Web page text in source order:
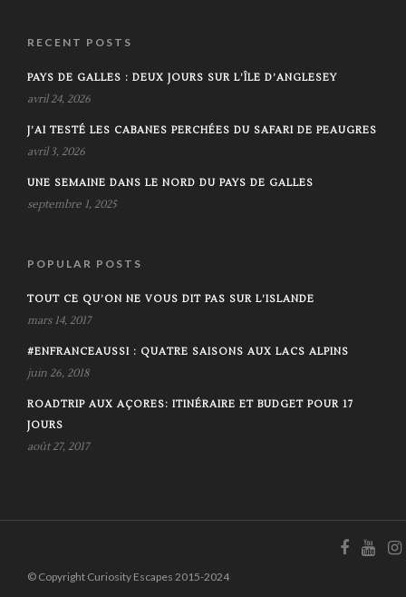
RECENT POSTS
PAYS DE GALLES : DEUX JOURS SUR L’ÎLE D’ANGLESEY
avril 24, 2026
J’AI TESTÉ LES CABANES PERCHÉES DU SAFARI DE PEAUGRES
avril 3, 2026
UNE SEMAINE DANS LE NORD DU PAYS DE GALLES
septembre 1, 2025
POPULAR POSTS
TOUT CE QU’ON NE VOUS DIT PAS SUR L’ISLANDE
mars 14, 2017
#ENFRANCEAUSSI : QUATRE SAISONS AUX LACS ALPINS
juin 26, 2018
ROADTRIP AUX AÇORES: ITINÉRAIRE ET BUDGET POUR 17
JOURS
août 27, 2017
© Copyright Curiosity Escapes 2015-2024